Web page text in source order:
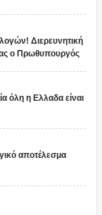
Διερευνητική
ο Πρωθυπουργός
όλη η Ελλαδα είναι
αποτέλεσμα